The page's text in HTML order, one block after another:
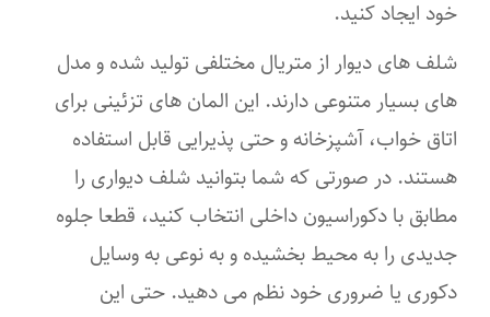
خود ایجاد کنید.
شلف های دیوار از متریال مختلفی تولید شده و مدل
های بسیار متنوعی دارند. این المان های تزئینی برای
اتاق خواب، آشپزخانه و حتی پذیرایی قابل استفاده
هستند. در صورتی که شما بتوانید شلف دیواری را
مطابق با دکوراسیون داخلی انتخاب کنید، قطعا جلوه
جدیدی را به محیط بخشیده و به نوعی به وسایل
دکوری یا ضروری خود نظم می دهید. حتی این